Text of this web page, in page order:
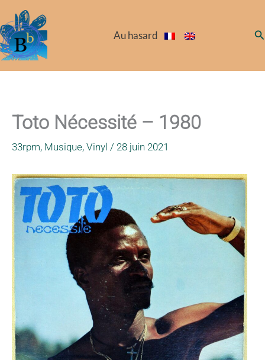
au
contenu
Au hasard
Toto Nécessité – 1980
33rpm, Musique, Vinyl / 28 juin 2021